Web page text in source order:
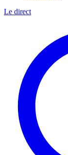
Le direct